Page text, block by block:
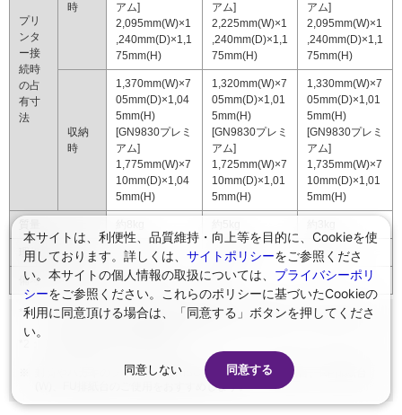
プリ
ンタ
ー接
続時
の占
有寸
法
時
アム]
2,095mm(W)×1
,240mm(D)×1,1
75mm(H)
アム]
2,225mm(W)×1
,240mm(D)×1,1
75mm(H)
アム]
2,095mm(W)×1
,240mm(D)×1,1
75mm(H)
収納
時
1,370mm(W)×7
05mm(D)×1,04
5mm(H)
[GN9830プレミ
アム]
1,775mm(W)×7
10mm(D)×1,04
5mm(H)
1,320mm(W)×7
05mm(D)×1,01
5mm(H)
[GN9830プレミ
アム]
1,725mm(W)×7
10mm(D)×1,01
5mm(H)
1,330mm(W)×7
05mm(D)×1,01
5mm(H)
[GN9830プレミ
アム]
1,735mm(W)×7
10mm(D)×1,01
5mm(H)
理想価格 100,000円 35,000円 30,000円
備考 取付調整料金：10,000円
*1： 320mm×432mmを超える用紙の使用時は、排紙フェンスおよびスト
封筒やハガキのプリントにはRISOオートフェンス排紙台、RP排紙台
(W)、FU排紙台のご使用をおすすめします。
本サイトは、利便性、品質維持・向上等を目的に、Cookieを使
用しております。詳しくは、サイトポリシーをご参照くださ
い。本サイトの個人情報の取扱については、 プライバシーポリ
シーをご参照ください。これらのポリシーに基づいたCookieの
利用に同意頂ける場合は、「同意する」ボタンを押してくださ
い。
同意しない 同意する